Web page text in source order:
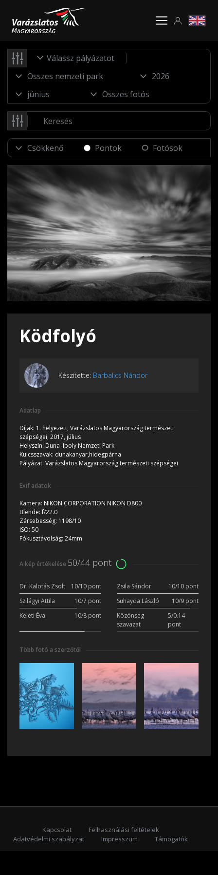
Válassz pályázatot
Pontok Fotósok
Ködfolyó
Készítette: Barbalics Nándor
Adatlap
Díjak: 1. helyezett, Varázslatos Magyarország természeti
szépségei, 2017, július
Helyszín: Duna–Ipoly Nemzeti Park
Kulcsszavak: dunakanyar,hidegpárna
Pályázat: Varázslatos Magyarország természeti szépségei
Exif adatok
Kamera: NIKON CORPORATION NIKON D800
Blende:f/22.0
Zársebesség: 1198/10
ISO: 50
Fókusztávolság: 24mm
A kép értékelése 50/44 pont
Dr. Kalotás Zsolt 10/10 pont Zsila Sándor
10/10 pont
Szilágyi Attila
10/7 pont Suhayda László
10/9 pont
Keleti Éva
10/8 pont
Közönség
szavazat
5/0.14
pont
Több fotó a szerzőtől
Kapcsolat
Felhasználási feltételek
Adatvédelmi szabályzat
Impresszum
Támogatók